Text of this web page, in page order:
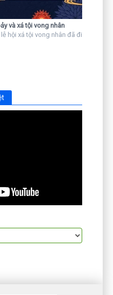
và xá tội vong nhân
hội xá tội vong nhân đã đi